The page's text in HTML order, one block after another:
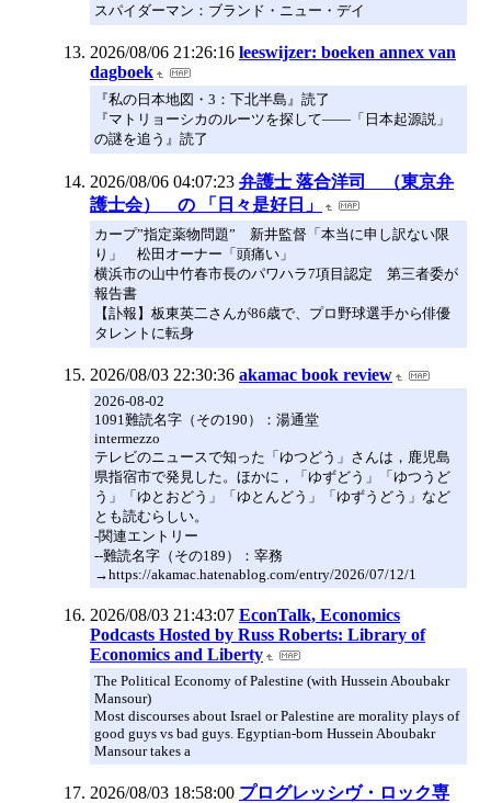
スパイダーマン：ブランド・ニュー・デイ
2026/08/06 21:26:16 leeswijzer: boeken annex van
dagboek
『私の日本地図・3：下北半島』読了
『マトリョーシカのルーツを探して——「日本起源説」
の謎を追う』読了
2026/08/06 04:07:23 弁護士 落合洋司 （東京弁
護士会） の 「日々是好日」
カープ”指定薬物問題” 新井監督「本当に申し訳ない限
り」 松田オーナー「頭痛い」
横浜市の山中竹春市長のパワハラ7項目認定 第三者委が
報告書
【訃報】板東英二さんが86歳で、プロ野球選手から俳優
タレントに転身
2026/08/03 22:30:36 akamac book review
2026-08-02
1091難読名字（その190）：湯通堂
intermezzo
テレビのニュースで知った「ゆつどう」さんは，鹿児島
県指宿市で発見した。ほかに，「ゆずどう」「ゆつうど
う」「ゆとおどう」「ゆとんどう」「ゆずうどう」など
とも読むらしい。
-関連エントリー
--難読名字（その189）：宰務
→https://akamac.hatenablog.com/entry/2026/07/12/1
2026/08/03 21:43:07 EconTalk, Economics
Podcasts Hosted by Russ Roberts: Library of
Economics and Liberty
The Political Economy of Palestine (with Hussein Aboubakr
Mansour)
Most discourses about Israel or Palestine are morality plays of
good guys vs bad guys. Egyptian-born Hussein Aboubakr
Mansour takes a
2026/08/03 18:58:00 プログレッシヴ・ロック専